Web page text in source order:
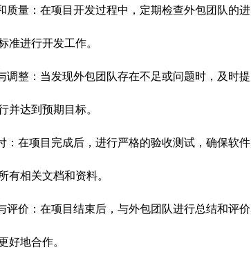
质量：在项目开发过程中，定期检查外包团队的
准进行开发工作。
调整：当发现外包团队存在不足或问题时，及时
并达到预期目标。
：在项目完成后，进行严格的验收测试，确保软
有相关文档和资料。
评价：在项目结束后，与外包团队进行总结和评
好地合作。